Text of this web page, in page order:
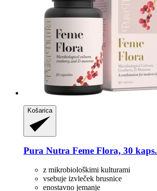
Košarica
Pura Nutra Feme Flora, 30 kaps.
z mikrobiološkimi kulturami
vsebuje izvleček brusnice
enostavno jemanje